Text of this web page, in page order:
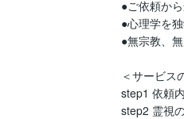
●ご依頼か
●心理学を
●無宗教、
＜サービス
step1 依頼
step2 霊視